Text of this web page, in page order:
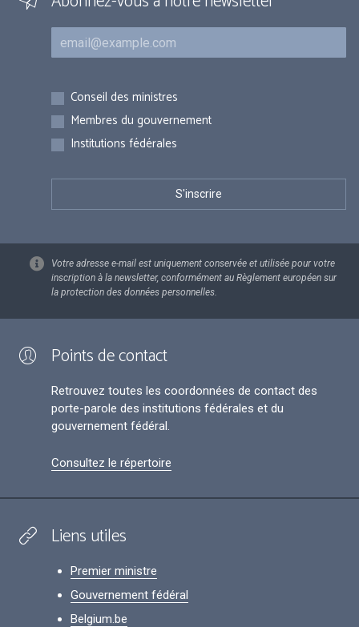
Courriel
Inscriptions
Conseil des ministres
Membres du gouvernement
Institutions fédérales
Votre adresse e-mail est uniquement conservée et utilisée pour votre
inscription à la newsletter, conformément au Règlement européen sur
la protection des données personnelles.
Points de contact
Retrouvez toutes les coordonnées de contact des
porte-parole des institutions fédérales et du
gouvernement fédéral.
Consultez le répertoire
Liens utiles
Premier ministre
Gouvernement fédéral
Belgium.be